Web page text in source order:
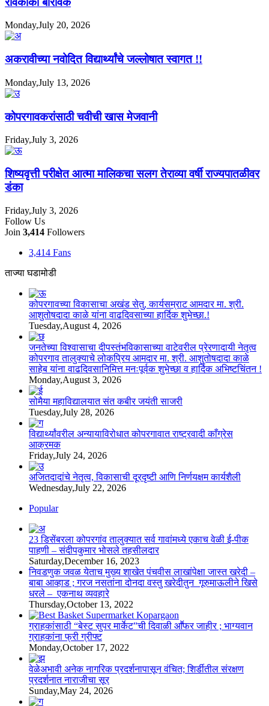
Monday,July 20, 2026
अकरावीच्या नवोदित विद्यार्थ्यांचे जल्लोषात स्वागत !!
Monday,July 13, 2026
कोपरगावकरांसाठी चवीची खास मेजवानी
Friday,July 3, 2026
शिष्यवृत्ती परीक्षेत आत्मा मालिकचा सलग तेराव्या वर्षी राज्यपातळीवर
डंका
Friday,July 3, 2026
Follow Us
Join 3,414 Followers
3,414 Fans
ताज्या घडामोडी
कोपरगावच्या विकासाचा अखंड सेतु, कार्यसम्राट आमदार मा. श्री.
आशुतोषदादा काळे यांना वाढदिवसाच्या हार्दिक शुभेच्छा.!
Tuesday,August 4, 2026
जनतेच्या विश्वासाचा दीपस्तंभविकासाच्या वाटेवरील प्रेरणादायी नेतृत्व
कोपरगाव तालुक्याचे लोकप्रिय आमदार मा. श्री. आशुतोषदादा काळे
साहेब यांना वाढदिवसानिमित्त मनःपूर्वक शुभेच्छा व हार्दिक अभिष्टचिंतन !
Monday,August 3, 2026
सोमैया महाविद्यालयात संत कबीर जयंती साजरी
Tuesday,July 28, 2026
विद्यार्थ्यांवरील अन्यायाविरोधात कोपरगावात राष्ट्रवादी काँग्रेस
आक्रमक
Friday,July 24, 2026
अजितदादांचे नेतृत्व, विकासाची दूरदृष्टी आणि निर्णयक्षम कार्यशैली
Wednesday,July 22, 2026
Popular
23 डिसेंबरला कोपरगांव तालुक्‍यात सर्व गावांमध्ये एकाच वेळी ई-पीक
पाहणी – संदीपकुमार भोसले तहसीलदार
Saturday,December 16, 2023
निवडणुक जवळ येताच मुख्य शाखेत पंचवीस लाखांपेक्षा जास्त खरेदी –
बाबा आव्हाड ; गरज नसतांना दोनदा वस्तु खरेदीतुन गूरुमाऊलीने खिसे
धरले – एकनाथ व्यवहारे
Thursday,October 13, 2022
ग्राहकांसाठी “बेस्ट सुपर मार्केट”ची दिवाळी आॕफर जाहीर ; भाग्यवान
ग्राहकांना फ्री ग्रीफ्ट
Monday,October 17, 2022
वेळेअभावी अनेक नागरिक प्रदर्शनापासून वंचित; शिर्डीतील संरक्षण
प्रदर्शनात नाराजीचा सूर
Sunday,May 24, 2026